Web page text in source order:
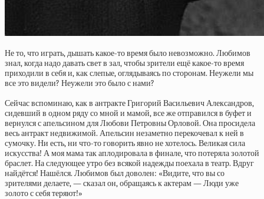
Не то, что играть, дышать какое-то время было невозможно. Любимов
знал, когда надо давать свет в зал, чтобы зрители ещё какое-то время
приходили в себя и, как слепые, оглядываясь по сторонам. Неужели мы
все это видели? Неужели это было с нами?
Сейчас вспоминаю, как в антракте Григорий Васильевич Александров,
сидевший в одном ряду со мной и мамой, все же отправился в буфет и
вернулся с апельсином для Любови Петровны Орловой. Она просидела
весь антракт недвижимой. Апельсин незаметно перекочевал к ней в
сумочку. Ни есть, ни что-то говорить явно не хотелось. Великая сила
искусства! А моя мама так аплодировала в финале, что потеряла золотой
браслет. На следующее утро без всякой надежды поехала в театр. Вдруг
найдётся! Нашёлся. Любимов был доволен: «Видите, что вы со
зрителями делаете, — сказал он, обращаясь к актерам — Люди уже
золото с себя теряют!»